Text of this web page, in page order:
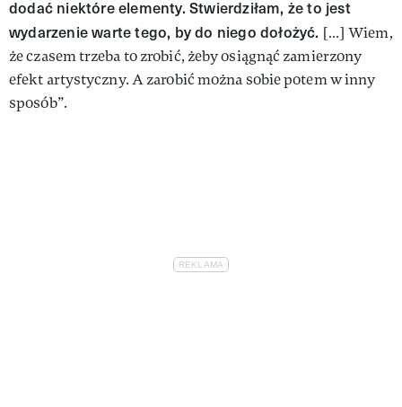
dodać niektóre elementy. Stwierdziłam, że to jest
wydarzenie warte tego, by do niego dołożyć. […] Wiem,
że czasem trzeba to zrobić, żeby osiągnąć zamierzony
efekt artystyczny. A zarobić można sobie potem w inny
sposób”.